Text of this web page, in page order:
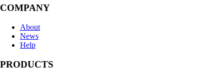
COMPANY
About
News
Help
PRODUCTS